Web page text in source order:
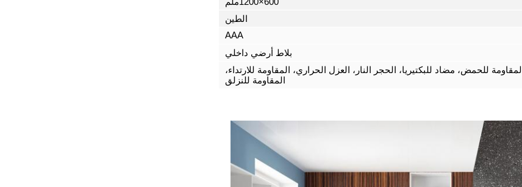
الطين
AAA
بلاط أرضي داخلي
المقاومة للحمض، مضاد للبكتيريا، الحجر النار، العزل الحراري، المقاومة للارتداء،
المقاومة للنزلق